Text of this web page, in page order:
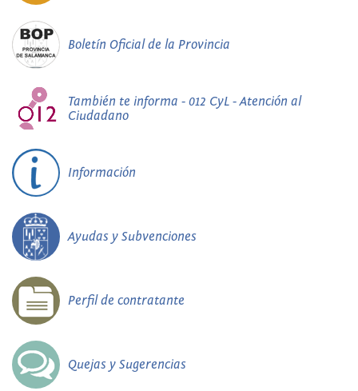
Boletín Oficial de la Provincia
También te informa - 012 CyL - Atención al
Ciudadano
Información
Ayudas y Subvenciones
Perfil de contratante
Quejas y Sugerencias